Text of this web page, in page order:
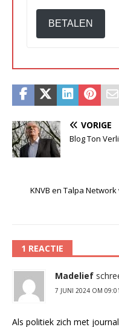
BETALEN
VORIGE
Blog Ton
KNVB en Talpa
1 REACTIE
Madelief
7 JUNI 2024 OM 09:01
Als politiek zich met